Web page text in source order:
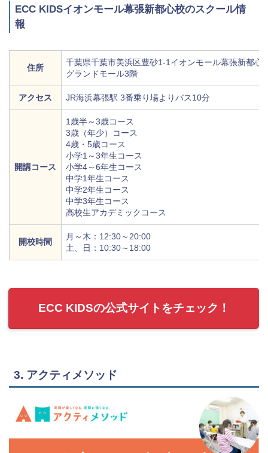
ECC KIDSイオンモール幕張新都心校のスクール情
報
住所
千葉県千葉市美浜区豊砂1-1イオンモール幕張新都心
グランドモール3階
アクセス JR海浜幕張駅 3番乗り場よりバス10分
開講コース
1歳半～3歳コース
3歳（年少）コース
4歳・5歳コース
小学1～3年生コース
小学4～6年生コース
中学1年生コース
中学2年生コース
中学3年生コース
高校生アカデミックコース
開校時間
月～木：12:30～20:00
土、日：10:30～18:00
ECC KIDSの公式サイトをチェック！
3. アクティメソッド